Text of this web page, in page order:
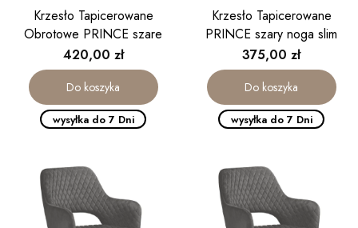
Krzesło Tapicerowane
Obrotowe PRINCE szare
Cena
420,00 zł
Do koszyka
wysyłka do 7 Dni
Krzesło Tapicerowane
PRINCE szary noga slim
Cena
375,00 zł
Do koszyka
wysyłka do 7 Dni